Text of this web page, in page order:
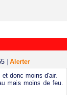
Alerter
donc moins d'air.
mais moins de feu.